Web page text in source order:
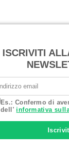
ISCRIVITI
Es.: Confermo di
dell' informativa